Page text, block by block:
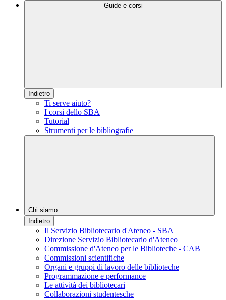
Guide e corsi
Indietro
Ti serve aiuto?
I corsi dello SBA
Tutorial
Strumenti per le bibliografie
Chi siamo
Indietro
Il Servizio Bibliotecario d'Ateneo - SBA
Direzione Servizio Bibliotecario d'Ateneo
Commissione d'Ateneo per le Biblioteche - CAB
Commissioni scientifiche
Organi e gruppi di lavoro delle biblioteche
Programmazione e performance
Le attività dei bibliotecari
Collaborazioni studentesche